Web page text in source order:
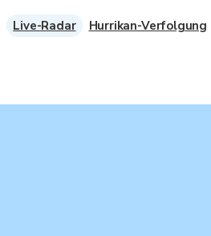
Live-Radar Hurrikan-Verfolgung